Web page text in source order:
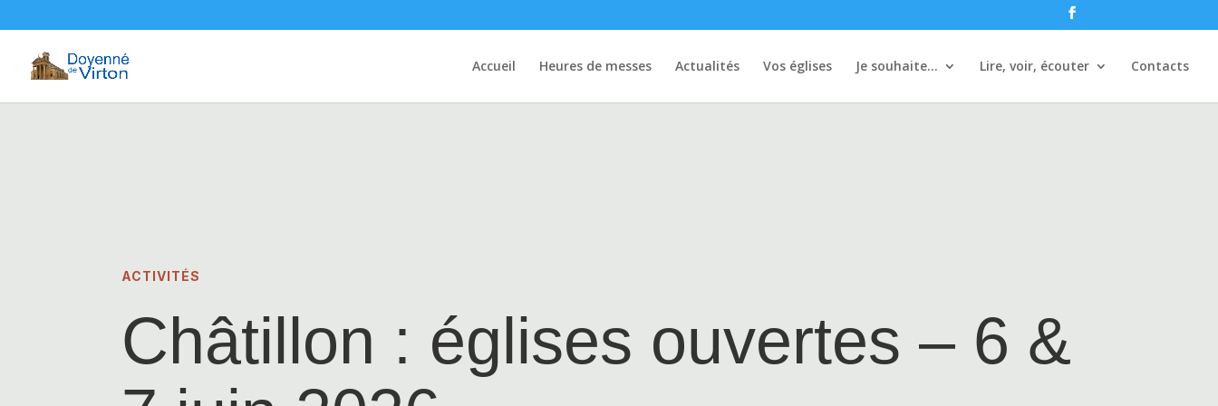
Accueil Heures de messes Actualités Vos églises Je souhaite… Lire, voir, écouter Contacts
ACTIVITÉS
Châtillon : églises ouvertes – 6 &